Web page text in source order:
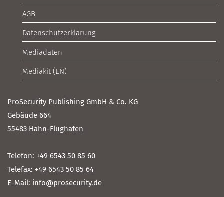
AGB
Datenschutzerklärung
Mediadaten
Mediakit (EN)
ProSecurity Publishing GmbH & Co. KG
Gebäude 664
55483 Hahn-Flughafen
Telefon: +49 6543 50 85 60
Telefax: +49 6543 50 85 64
E-Mail: info@prosecurity.de